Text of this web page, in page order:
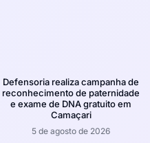
Defensoria realiza campanha de
reconhecimento de paternidade
e exame de DNA gratuito em
Camaçari
5 de agosto de 2026